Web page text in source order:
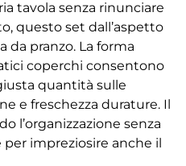
tavola senza rinunciare
questo set dall’aspetto
da pranzo. La forma
coperchi consentono
quantità sulle
e freschezza durature. Il
l’organizzazione senza
per impreziosire anche il